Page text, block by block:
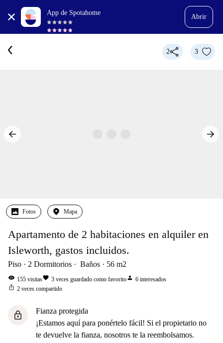
App de Spotahome
Abrir
2 3
Fotos Mapa
Apartamento de 2 habitaciones en alquiler en
Isleworth, gastos incluidos.
Piso 2 Dormitorios Baños 56 m2
visibility 155 visitasfavorite 3 veces guardado como favoritoperson 6 interesados
ios_share 2 veces compartido
lock
Fianza protegida
¡Estamos aquí para ponértelo fácil! Si el propietario no
te devuelve la fianza, nosotros te la reembolsamos.